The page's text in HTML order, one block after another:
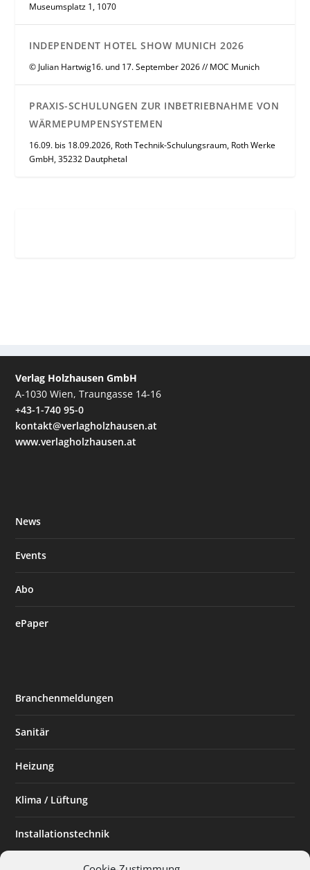
Museumsplatz 1, 1070
INDEPENDENT HOTEL SHOW MUNICH 2026
© Julian Hartwig16. und 17. September 2026 // MOC Munich
PRAXIS-SCHULUNGEN ZUR INBETRIEBNAHME VON
WÄRMEPUMPENSYSTEMEN
16.09. bis 18.09.2026, Roth Technik-Schulungsraum, Roth Werke
GmbH, 35232 Dautphetal
Verlag Holzhausen GmbH
A-1030 Wien, Traungasse 14-16
+43-1-740 95-0
kontakt@verlagholzhausen.at
www.verlagholzhausen.at
News
Events
Abo
ePaper
Branchenmeldungen
Sanitär
Heizung
Klima / Lüftung
Installationstechnik